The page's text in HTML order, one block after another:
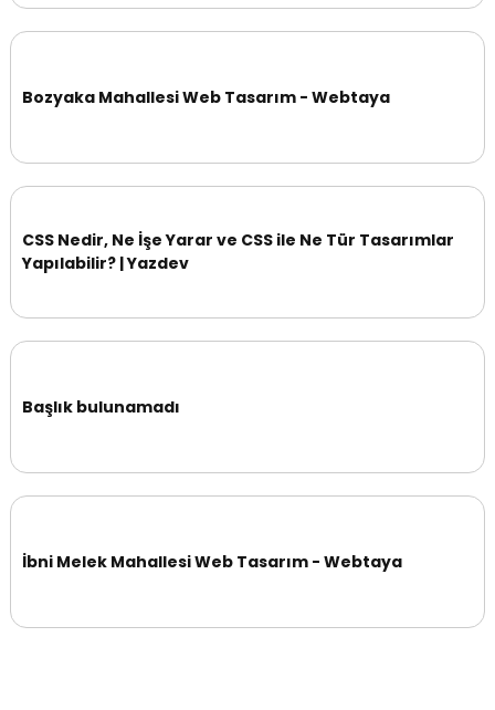
Bozyaka Mahallesi Web Tasarım - Webtaya
CSS Nedir, Ne İşe Yarar ve CSS ile Ne Tür Tasarımlar
Yapılabilir? | Yazdev
Başlık bulunamadı
İbni Melek Mahallesi Web Tasarım - Webtaya